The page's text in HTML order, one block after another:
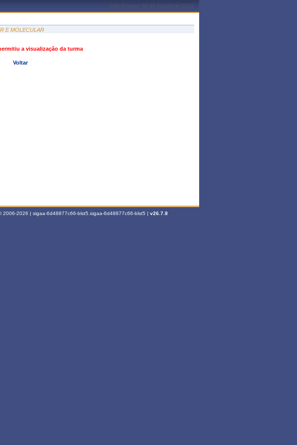
João Pessoa, 06 de Agosto de 2026
E MOLECULAR
a visualização da turma
Voltar
2026 | sigaa-6d48877c66-blst5.sigaa-6d48877c66-blst5 | v26.7.8